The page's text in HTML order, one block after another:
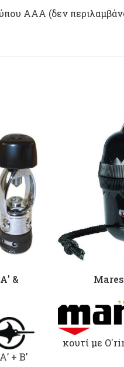
ΑΑΑ (δεν
&
price
€.
Η
τιμή
είναι:
+ Β’
κουτί με